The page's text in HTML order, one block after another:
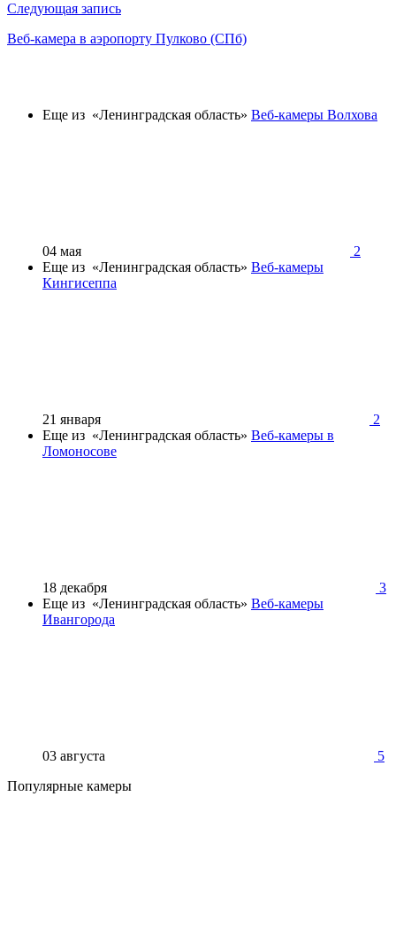
Следующая запись
Веб-камера в аэропорту Пулково (СПб)
Еще из «Ленинградская область» Веб-камеры Волхова
04 мая
2
Еще из «Ленинградская область» Веб-камеры
Кингисеппа
21 января
2
Еще из «Ленинградская область» Веб-камеры в
Ломоносове
18 декабря
3
Еще из «Ленинградская область» Веб-камеры
Ивангорода
03 августа
5
Популярные камеры